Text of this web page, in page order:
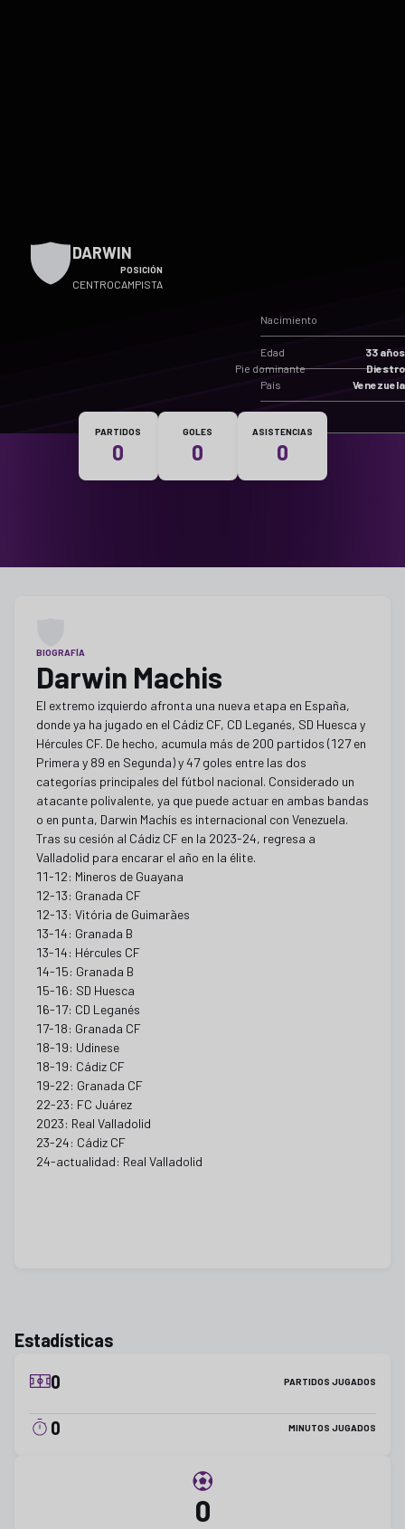
DARWIN
POSICIÓN
CENTROCAMPISTA
Pie dominante Diestro
Nacimiento
Edad 33 años
País Venezuela
PARTIDOS
0
GOLES
0
ASISTENCIAS
0
BIOGRAFÍA
Darwin Machis
El extremo izquierdo afronta una nueva etapa en España,
donde ya ha jugado en el Cádiz CF, CD Leganés, SD Huesca y
Hércules CF. De hecho, acumula más de 200 partidos (127 en
Primera y 89 en Segunda) y 47 goles entre las dos
categorías principales del fútbol nacional. Considerado un
atacante polivalente, ya que puede actuar en ambas bandas
o en punta, Darwin Machís es internacional con Venezuela.
Tras su cesión al Cádiz CF en la 2023-24, regresa a
Valladolid para encarar el año en la élite.
11-12: Mineros de Guayana
12-13: Granada CF
12-13: Vitória de Guimarães
13-14: Granada B
13-14: Hércules CF
14-15: Granada B
15-16: SD Huesca
16-17: CD Leganés
17-18: Granada CF
18-19: Udinese
18-19: Cádiz CF
19-22: Granada CF
22-23: FC Juárez
2023: Real Valladolid
23-24: Cádiz CF
24-actualidad: Real Valladolid
Estadísticas
0
PARTIDOS JUGADOS
0 MINUTOS JUGADOS
0